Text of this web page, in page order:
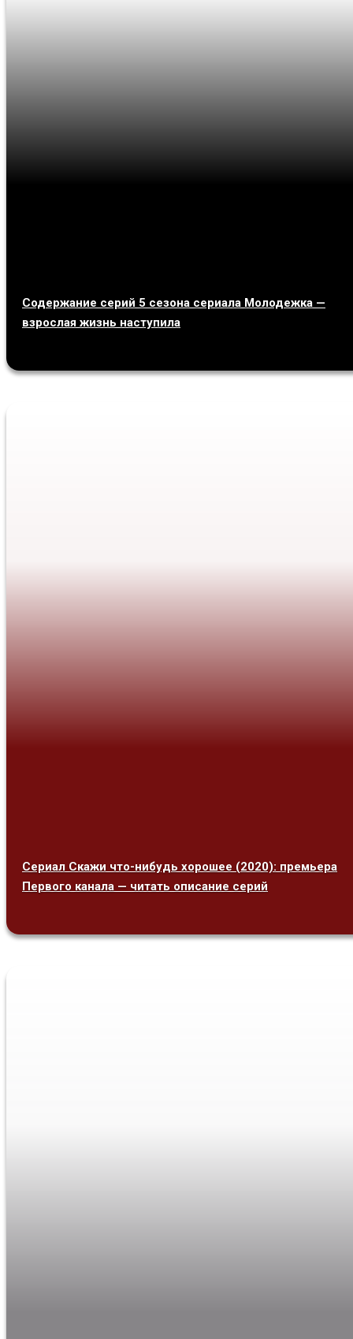
Содержание серий 5 сезона сериала Молодежка —
взрослая жизнь наступила
Сериал Скажи что-нибудь хорошее (2020): премьера
Первого канала — читать описание серий